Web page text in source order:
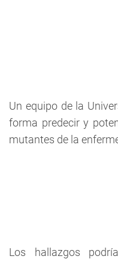
Un equipo de la
forma predecir y
mutantes de la
Los hallazgos